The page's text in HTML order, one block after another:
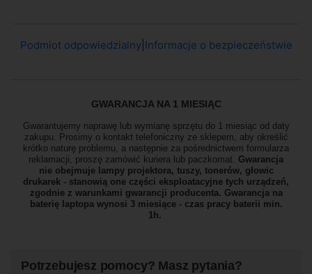
Podmiot odpowiedzialny| Informacje o bezpieczeństwie
GWARANCJA NA 1 MIESIĄC
Gwarantujemy naprawę lub wymianę sprzętu do 1 miesiąc od daty
zakupu. Prosimy o kontakt telefoniczny ze sklepem, aby określić
krótko naturę problemu, a następnie za pośrednictwem formularza
reklamacji, proszę zamówić kuriera lub paczkomat. Gwarancja
nie obejmuje lampy projektora, tuszy, tonerów, głowic
drukarek - stanowią one części eksploatacyjne tych urządzeń,
zgodnie z warunkami gwarancji producenta. Gwarancja na
baterię laptopa wynosi 3 miesiące - czas pracy baterii min.
1h.
Potrzebujesz pomocy? Masz pytania?